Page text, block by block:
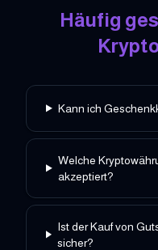
Häufig
Kann ich
Welche
akzeptiert?
Ist der Kauf von
sicher?